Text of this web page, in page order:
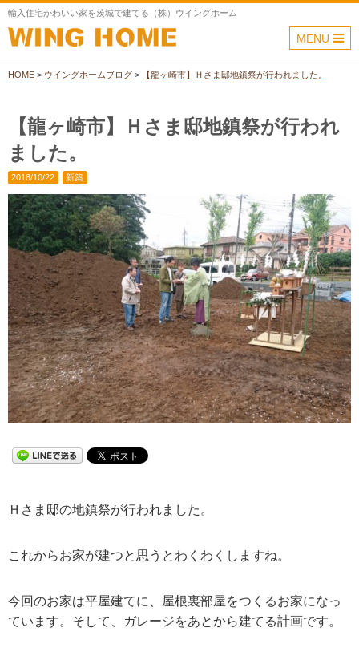
輸入住宅かわいい家を茨城で建てる（株）ウイングホーム
MENU
HOME > ウイングホームブログ > 【龍ヶ崎市】Ｈさま邸地鎮祭が行われました。
【龍ヶ崎市】Ｈさま邸地鎮祭が行われ
ました。
2018/10/22 新築
Ｈさま邸の地鎮祭が行われました。
これからお家が建つと思うとわくわくしますね。
今回のお家は平屋建てに、屋根裏部屋をつくるお家になっ
ています。そして、ガレージをあとから建てる計画です。